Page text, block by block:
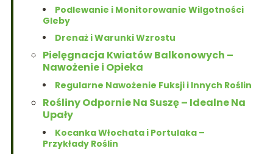
Podlewanie i Monitorowanie Wilgotności
Gleby
Drenaż i Warunki Wzrostu
Pielęgnacja Kwiatów Balkonowych –
Nawożenie i Opieka
Regularne Nawożenie Fuksji i Innych Roślin
Rośliny Odpornie Na Suszę – Idealne Na
Upały
Kocanka Włochata i Portulaka –
Przykłady Roślin